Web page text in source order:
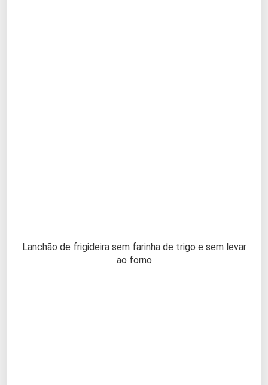
Lanchão de frigideira sem farinha de trigo e sem levar
ao forno